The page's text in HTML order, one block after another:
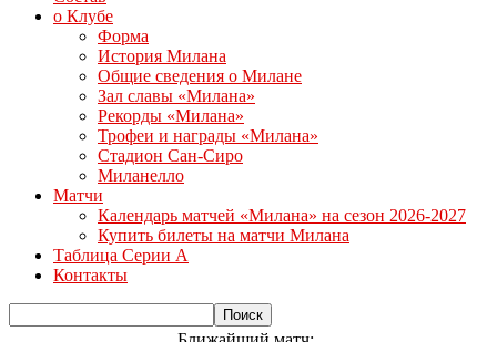
о Клубе
Форма
История Милана
Общие сведения о Милане
Зал славы «Милана»
Рекорды «Милана»
Трофеи и награды «Милана»
Стадион Сан-Сиро
Миланелло
Матчи
Календарь матчей «Милана» на сезон 2026-2027
Купить билеты на матчи Милана
Таблица Серии А
Контакты